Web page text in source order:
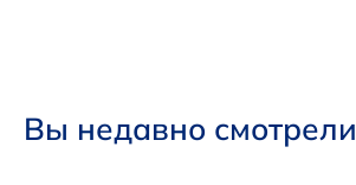
Вы недавно смотрели